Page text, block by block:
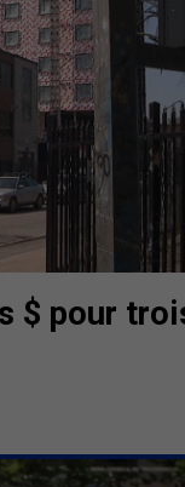
$ pour